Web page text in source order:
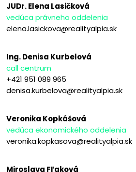
JUDr. Elena Lasičková
vedúca právneho oddelenia
elena.lasickova@realityalpia.sk
Ing. Denisa Kurbelová
call centrum
+421 951 089 965
denisa.kurbelova@realityalpia.sk
Veronika Kopkášová
vedúca ekonomického oddelenia
veronika.kopkasova@realityalpia.sk
Miroslava Fľaková